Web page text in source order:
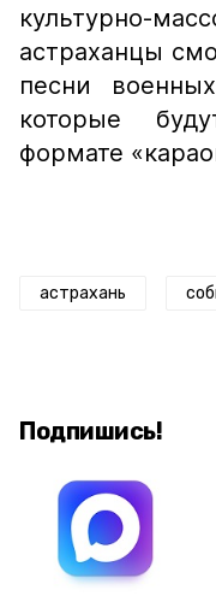
культурно-
астраханцы
песни
которые
формате
астрахань
Подпишись!